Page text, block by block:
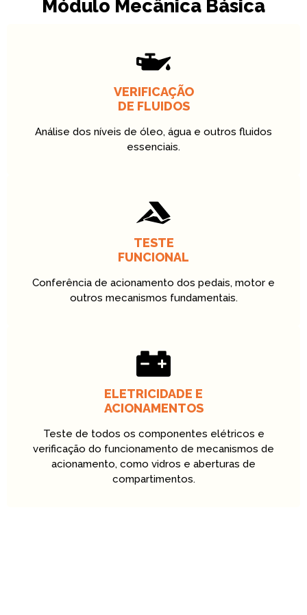
Módulo Mecânica Básica
VERIFICAÇÃO
DE FLUIDOS
Análise dos níveis de óleo, água e outros fluidos
essenciais.
TESTE
FUNCIONAL
Conferência de acionamento dos pedais, motor e
outros mecanismos fundamentais.
ELETRICIDADE E
ACIONAMENTOS
Teste de todos os componentes elétricos e
verificação do funcionamento de mecanismos de
acionamento, como vidros e aberturas de
compartimentos.